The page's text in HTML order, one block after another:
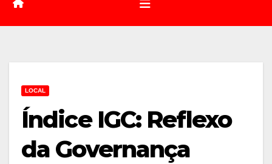
LOCAL
Índice IGC: Reflexo
da Governança